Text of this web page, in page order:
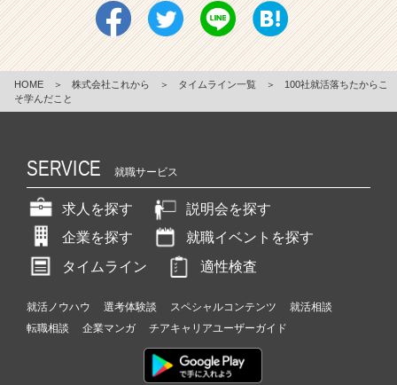
HOME ＞ 株式会社これから ＞ タイムライン一覧 ＞
100社就活落ちたからこ
そ学んだこと
SERVICE 就職サービス
求人を探す
説明会を探す
企業を探す
就職イベントを探す
タイムライン
適性検査
就活ノウハウ 選考体験談 スペシャルコンテンツ
就活相談
転職相談
企業マンガ チアキャリアユーザーガイド